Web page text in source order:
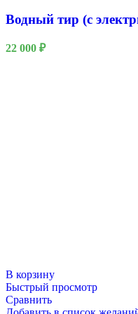
Водный тир (с
22 000 ₽
В корзину
Быстрый просмотр
Сравнить